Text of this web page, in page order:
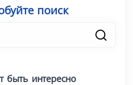
поиск|
быть интересно